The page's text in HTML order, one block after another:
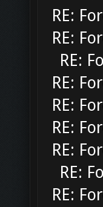
RE:
RE:
RE:
RE:
RE:
RE:
RE:
RE:
RE: